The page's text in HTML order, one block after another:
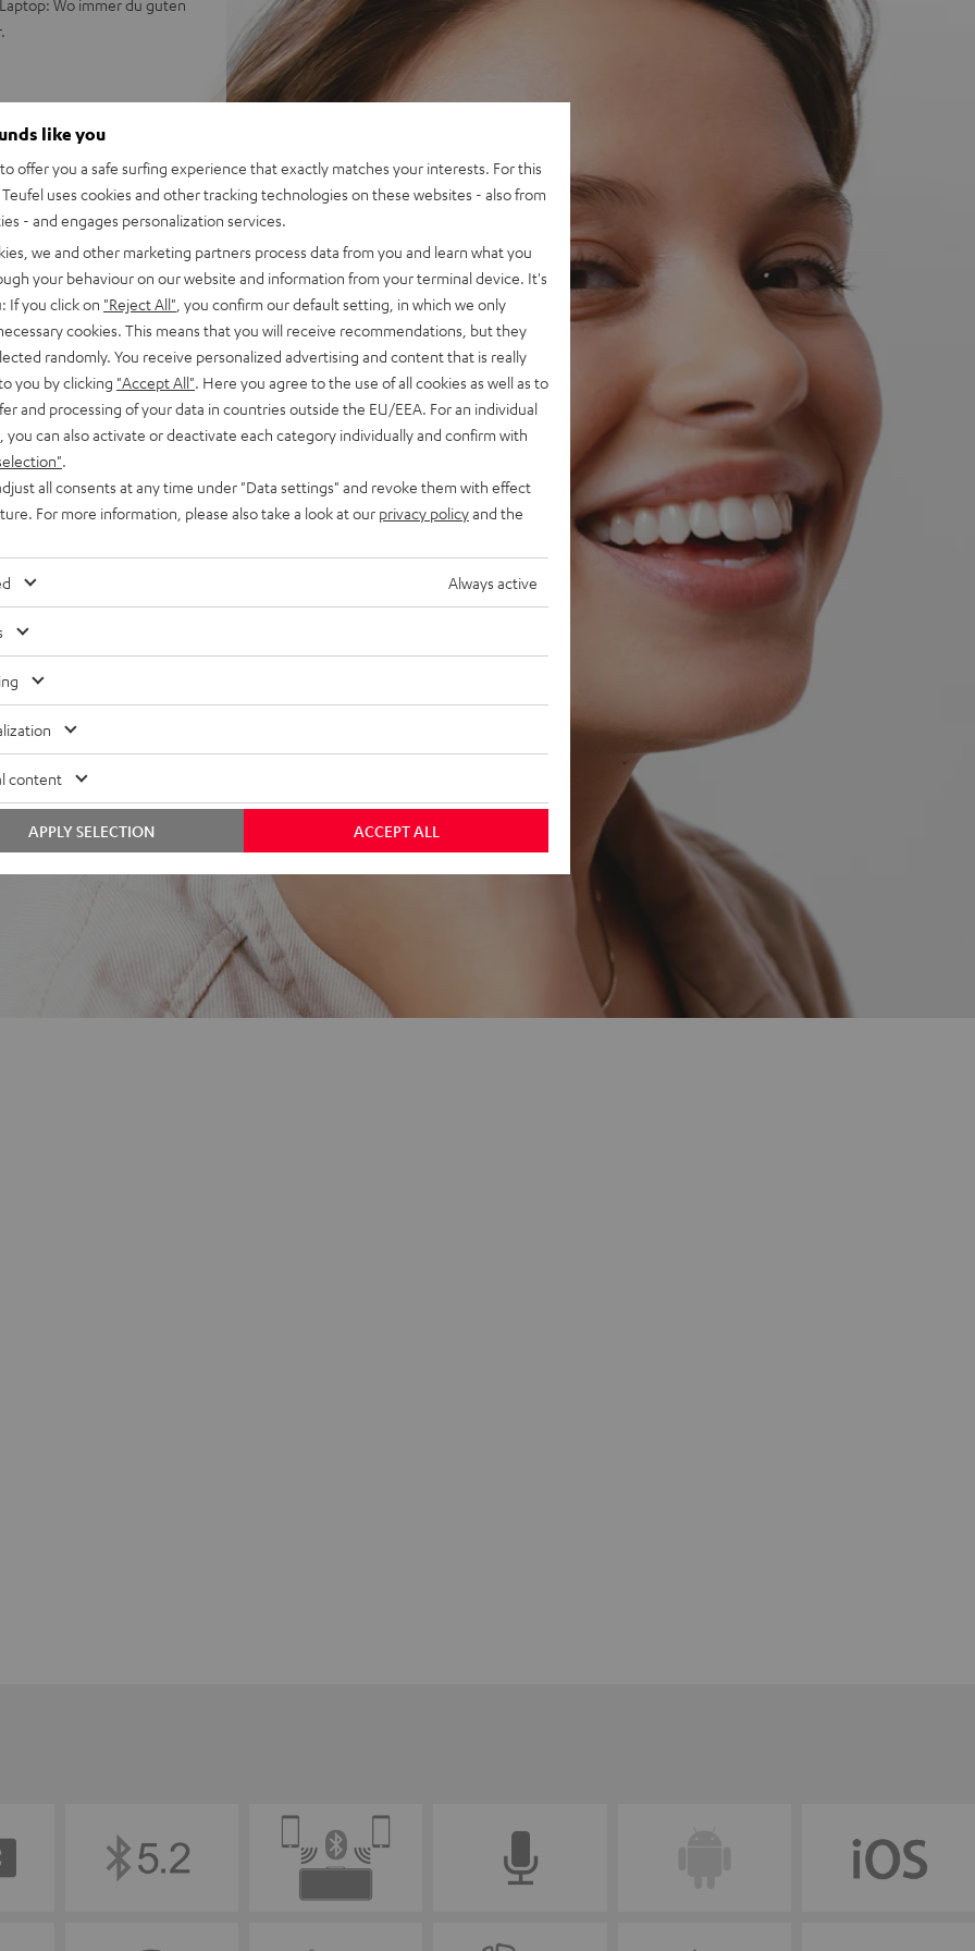
für satten Tiefbass,
doppelt so große Treiber
bei Anrufen, Teufel
Smartphone,
zum Zuschalten
gegen Feuchtigkeit
sowie über Teufel Go
mit nur einem Ohrhörer
nach nur 10 Min.
42 h)
Ear-Tips (XS, S, M, L,
Bewertungen)
like you
offer you a safe surfing experience that exactly matches your interests. For this
uses cookies and other tracking technologies on these websites - also from
- and engages personalization services.
we and other marketing partners process data from you and learn what you
your behaviour on our website and information from your terminal device. It's
If you click on "Reject All" , you confirm our default setting, in which we only
cookies. This means that you will receive recommendations, but they
randomly. You receive personalized advertising and content that is really
you by clicking "Accept All" . Here you agree to the use of all cookies as well as to
and processing of your data in countries outside the EU/EEA. For an individual
you can also activate or deactivate each category individually and confirm with
all consents at any time under "Data settings" and revoke them with effect
For more information, please also take a look at our privacy policyand the
Always active
content
ACCEPT ALL
APPLY SELECTION